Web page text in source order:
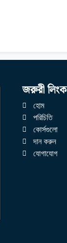
জরুরী লিংক
হোম
পরিচিতি
কোর্সগুলো
দান করুন
যোগাযোগ